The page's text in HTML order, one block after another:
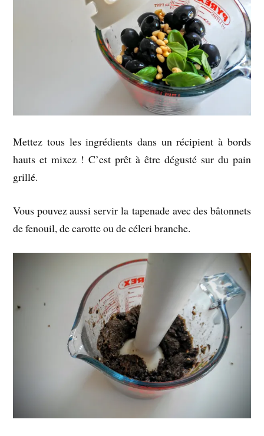
Mettez tous les ingrédients dans un récipient à bords
hauts et mixez ! C’est prêt à être dégusté sur du pain
grillé.
Vous pouvez aussi servir la tapenade avec des bâtonnets
de fenouil, de carotte ou de céleri branche.